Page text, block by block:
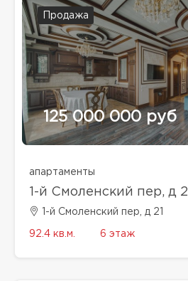
Продажа
125 000 000 руб
апартаменты
1-й Смоленский пер, д 21
1-й Смоленский пер, д 21
92.4 кв.м. 6 этаж